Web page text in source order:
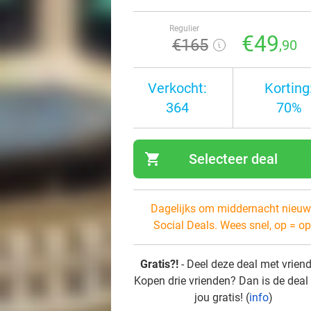
Regulier
€165 €49,90
Verkocht:
364
70%
shopping_cart Selecteer deal
Dagelijks om middernacht
Social Deals. Wees snel, op =
Gratis?! - Deel deze deal met
Kopen drie vrienden? Dan is de
jou gratis! (info)